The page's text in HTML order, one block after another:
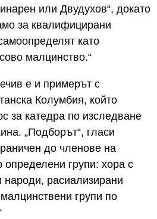
или Двудухов“, докато
за квалифицирани
като
малцинство.“
е и примерът с
Колумбия, който
за катедра по изследване
„Подборът“, гласи
до членове на
групи: хора с
расиализирани
групи по